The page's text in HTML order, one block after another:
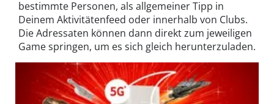
bestimmte Personen, als allgemeiner Tipp in
Deinem Aktivitätenfeed oder innerhalb von Clubs.
Die Adressaten können dann direkt zum jeweiligen
Game springen, um es sich gleich herunterzuladen.